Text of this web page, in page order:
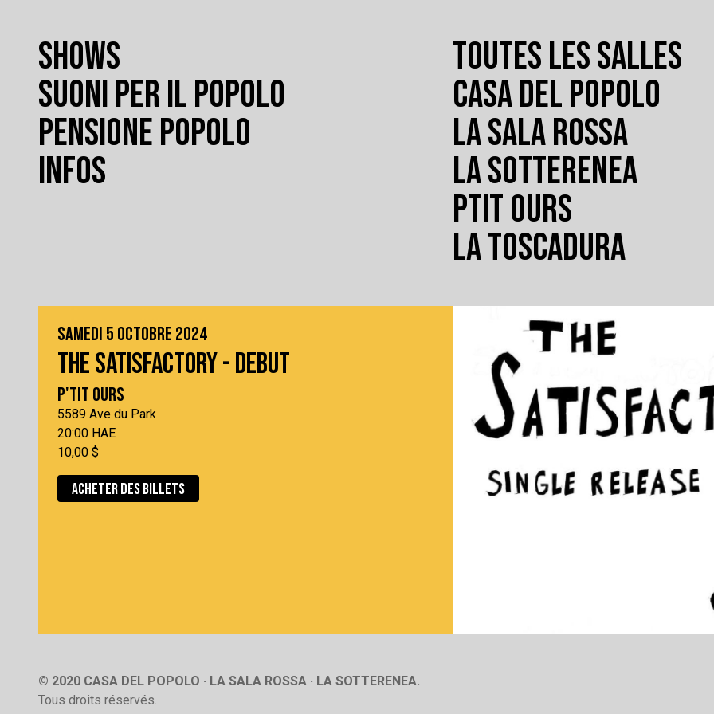
SHOWS
SUONI PER IL POPOLO
PENSIONE POPOLO
INFOS
TOUTES LES SALLES
CASA DEL POPOLO
LA SALA ROSSA
LA SOTTERENEA
PTIT OURS
LA TOSCADURA
SAMEDI 5 OCTOBRE 2024
THE SATISFACTORY - DEBUT
P'TIT OURS
5589 Ave du Park
20:00 HAE
10,00 $
ACHETER DES BILLETS
© 2020 CASA DEL POPOLO · LA SALA ROSSA · LA SOTTERENEA.
Tous droits réservés.